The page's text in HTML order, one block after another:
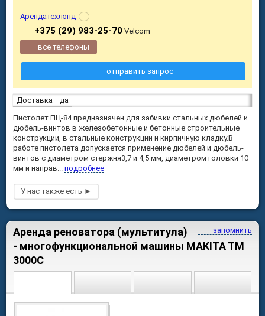
Доставка
да
Пистолет ПЦ-84 предназначен для забивки стальных дюбелей и
дюбель-винтов в железобетонные и бетонные строительные
конструкции, в стальные конструкции и кирпичную кладку.В
работе пистолета допускается применение дюбелей и дюбель-
винтов с диаметром стержня3,7 и 4,5 мм, диаметром головки 10
мм и направ... подробнее
Арендатехлэнд
+375 (29) 983-25-70Velcom
все телефоны
отправить запрос
запомнить
Аренда реноватора (мультитула)
- многофункциональной машины MAKITA TM
3000C